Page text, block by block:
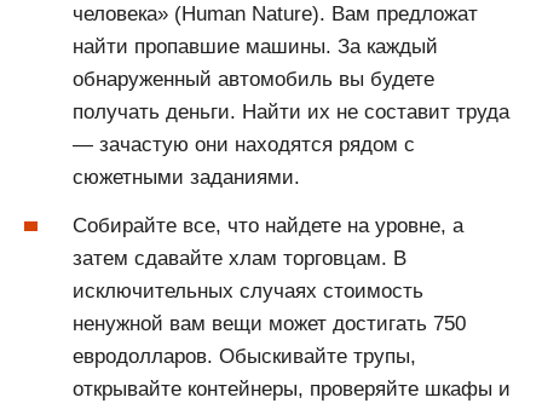
человека» (Human Nature). Вам предложат
найти пропавшие машины. За каждый
обнаруженный автомобиль вы будете
получать деньги. Найти их не составит труда
— зачастую они находятся рядом с
сюжетными заданиями.
Собирайте все, что найдете на уровне, а
затем сдавайте хлам торговцам. В
исключительных случаях стоимость
ненужной вам вещи может достигать 750
евродолларов. Обыскивайте трупы,
открывайте контейнеры, проверяйте шкафы и